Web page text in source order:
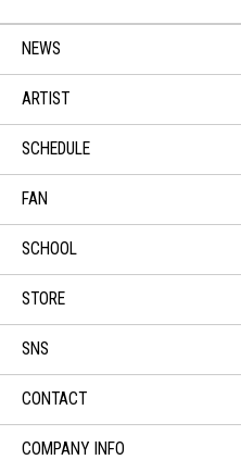
NEWS
ARTIST
SCHEDULE
FAN
SCHOOL
STORE
SNS
CONTACT
COMPANY INFO